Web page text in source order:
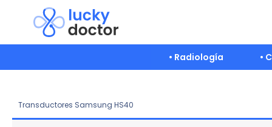
contenido
• Radiología •
Transductores Samsung HS40